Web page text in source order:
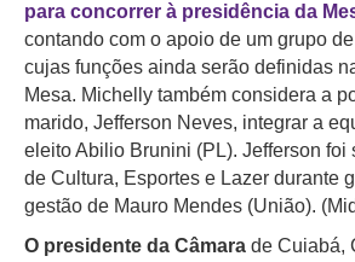
para concorrer à presidência da
contando com o apoio de um grupo
cujas funções ainda serão definidas
Mesa. Michelly também considera a
marido, Jefferson Neves, integrar a
eleito Abilio Brunini (PL). Jefferson foi
de Cultura, Esportes e Lazer durante
gestão de Mauro Mendes (União).
O presidente da Câmara de Cuiabá,